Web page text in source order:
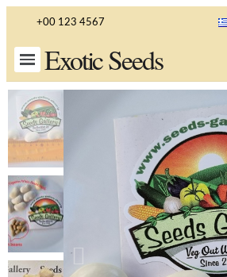
+00 123 4567
Exotic Seeds